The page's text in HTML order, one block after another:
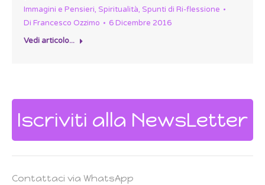
Immagini e Pensieri, Spiritualità, Spunti di Ri-flessione
Di Francesco Ozzimo
6 Dicembre 2016
Vedi articolo...
Iscriviti alla NewsLetter
Contattaci via WhatsApp